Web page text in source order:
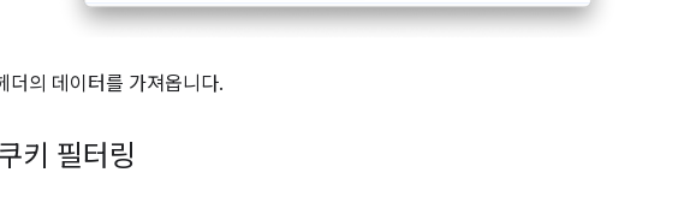
더의 데이터를 가져옵니다.
키 필터링